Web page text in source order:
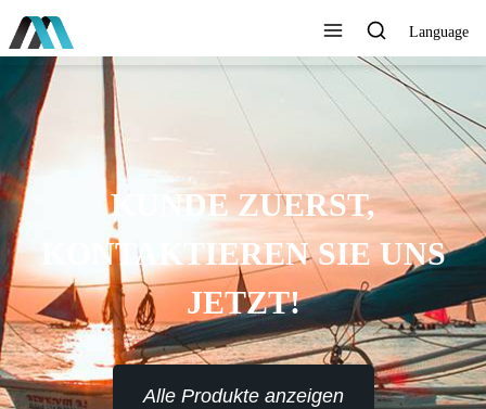
Language
KUNDE ZUERST,
KONTAKTIEREN SIE UNS
JETZT!
Alle Produkte anzeigen